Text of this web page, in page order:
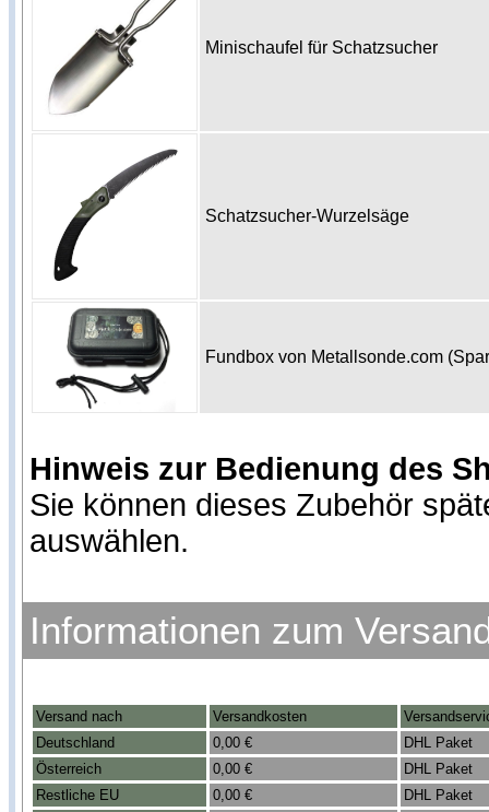
Minischaufel für Schatzsucher
Schatzsucher-Wurzelsäge
Fundbox von Metallsonde.com
Hinweis zur Bedienung des
Sie können dieses Zubehör
auswählen.
Informationen zum
Versand nach Versandkosten
Deutschland
0,00 €
DHL Paket
Österreich
0,00 €
DHL Paket
Restliche EU
0,00 €
DHL Paket